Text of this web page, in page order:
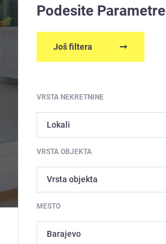
Podesite Parametre
Još filtera
VRSTA NEKRETNINE
VRSTA OBJEKTA
MESTO